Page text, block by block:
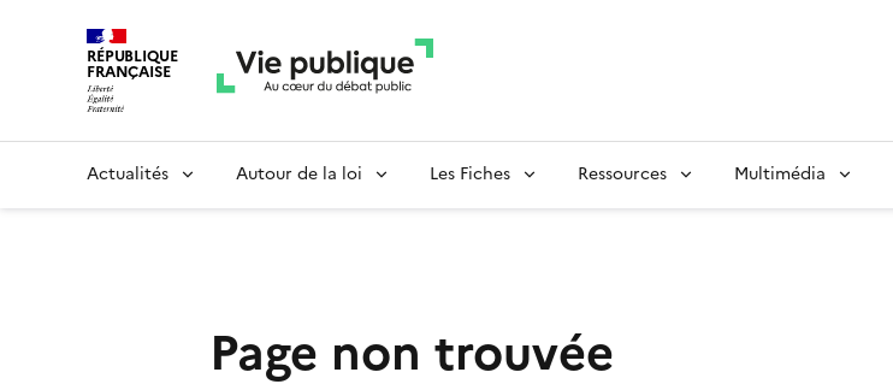
RÉPUBLIQUE
FRANÇAISE
Actualités Autour de la loi Les Fiches Ressources Multimédia
Page non trouvée